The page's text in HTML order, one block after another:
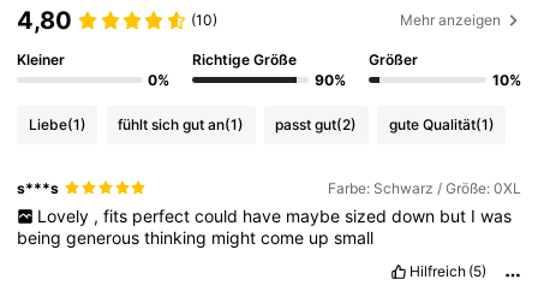
4.1M Follower
4.1M Follower
4,86 4.1M Follower
4,80 (10) Mehr anzeigen
Kleiner
0%
Richtige Größe
90%
Größer
10%
Liebe(1) fühlt sich gut an(1) passt gut(2) gute Qualität(1)
s***s Farbe: Schwarz / Größe: 0XL
Lovely , fits perfect could have maybe sized down but I was
beinggenerousthinking mightcome upsmall
Hilfreich (5)